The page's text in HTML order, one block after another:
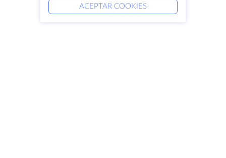
ACEPTAR COOKIES